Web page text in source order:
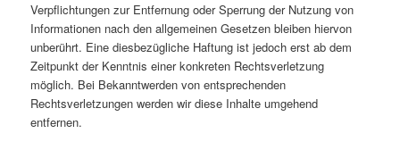
Verpflichtungen zur Entfernung oder Sperrung der Nutzung von
Informationen nach den allgemeinen Gesetzen bleiben hiervon
unberührt. Eine diesbezügliche Haftung ist jedoch erst ab dem
Zeitpunkt der Kenntnis einer konkreten Rechtsverletzung
möglich. Bei Bekanntwerden von entsprechenden
Rechtsverletzungen werden wir diese Inhalte umgehend
entfernen.